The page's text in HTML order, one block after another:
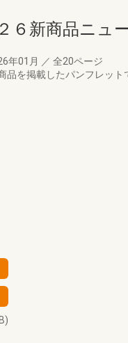
６新商品ニュ
年01月 ／ 全20ページ
を掲載したパンフレッ